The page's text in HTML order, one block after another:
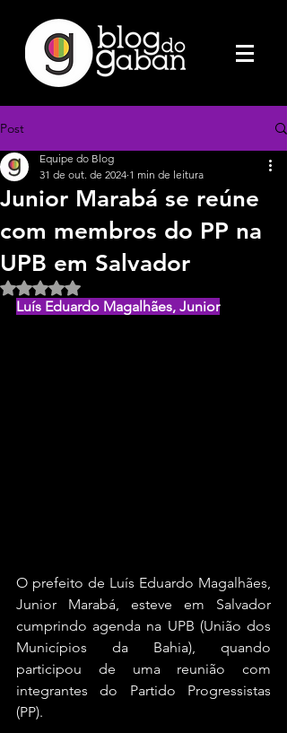
Post
Junior Marabá se reúne
com membros do PP na
UPB em Salvador
Equipe do Blog
31 de out. de 2024 1 min de leitura
Avaliado com NaN de 5 estrelas.
Luís Eduardo Magalhães, Junior
O prefeito de Luís Eduardo Magalhães,
Junior Marabá, esteve em Salvador
cumprindo agenda na UPB (União dos
Municípios da Bahia), quando
participou de uma reunião com
integrantes do Partido Progressistas
(PP).